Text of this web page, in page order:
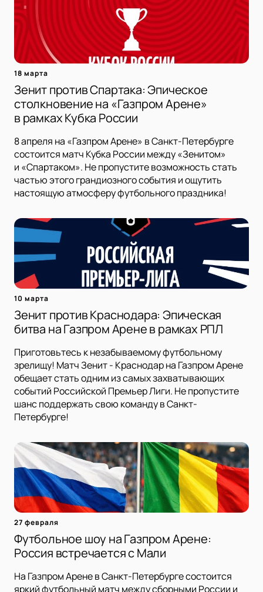
18 марта
Зенит против Спартака: Эпическое
столкновение на «Газпром Арене»
в рамках Кубка России
8 апреля на «Газпром Арене» в Санкт-Петербурге
состоится матч Кубка России между «Зенитом»
и «Спартаком». Не пропустите возможность стать
частью этого грандиозного события и ощутить
настоящую атмосферу футбольного праздника!
10 марта
Зенит против Краснодара: Эпическая
битва на Газпром Арене в рамках РПЛ
Приготовьтесь к незабываемому футбольному
зрелищу! Матч Зенит - Краснодар на Газпром Арене
обещает стать одним из самых захватывающих
событий Российской Премьер Лиги. Не пропустите
шанс поддержать свою команду в Санкт-
Петербурге!
27 февраля
Футбольное шоу на Газпром Арене:
Россия встречается с Мали
На Газпром Арене в Санкт-Петербурге состоится
яркий футбольный матч между сборными России и